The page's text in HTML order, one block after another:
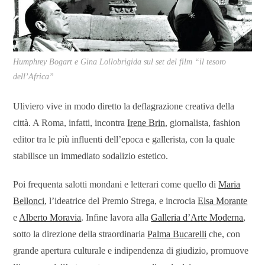
Humphrey Bogart e Gina Lollobrigida sul set del film “il tesoro
dell’Africa”
Uliviero vive in modo diretto la deflagrazione creativa della
città. A Roma, infatti, incontraIrene Brin, giornalista, fashion
editor tra le più influenti dell’epoca e gallerista, con la quale
stabilisce un immediato sodalizio estetico.
Poi frequenta salotti mondani e letterari come quello diMaria
Bellonci, l’ideatrice del Premio Strega, e incrociaElsa Morante
e Alberto Moravia. Infine lavora allaGalleria d’Arte Moderna,
sotto la direzione della straordinariaPalma Bucarelli che, con
grande apertura culturale e indipendenza di giudizio, promuove